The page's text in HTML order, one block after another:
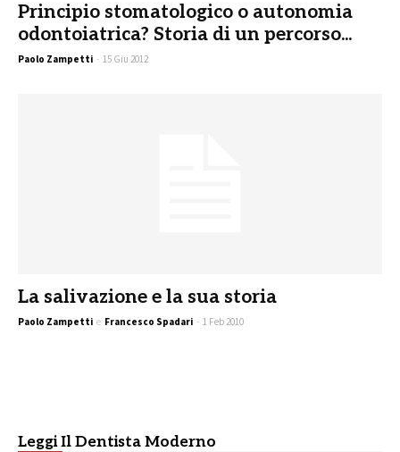
Principio stomatologico o autonomia
odontoiatrica? Storia di un percorso...
Paolo Zampetti - 15 Giu 2012
La salivazione e la sua storia
Paolo Zampetti e Francesco Spadari - 1 Feb 2010
Leggi Il Dentista Moderno